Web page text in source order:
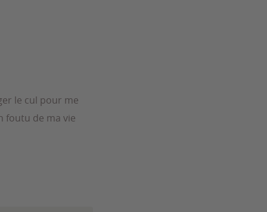
le cul pour me
foutu de ma vie